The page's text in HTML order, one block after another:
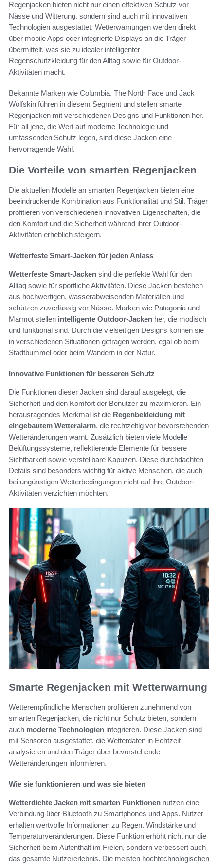
Regenjacken bieten nicht nur einen effektiven Schutz vor
Nässe und Witterung, sondern sind auch mit innovativen
Technologien ausgestattet. Wetterwarnungen werden direkt
über mobile Apps oder integrierte Displays an die Träger
übermittelt, was sie zu idealer intelligenter
Regenschutzkleidung für den Alltag sowie für Outdoor-
Aktivitäten macht.
Bekannte Marken wie Columbia, The North Face und Jack
Wolfskin führen in diesem Segment und stellen smarte
Regenjacken mit verschiedenen Designs und Funktionen her.
Für all jene, die Wert auf moderne Technologie und
umfassenden Schutz legen, sind diese Jacken eine
hervorragende Wahl.
Die Vorteile von smarten Regenjacken
Die aktuellen Modelle an smarten Regenjacken bieten eine
beeindruckende Kombination aus Funktionalität und Stil. Träger
profitieren von verschiedenen innovativen Eigenschaften, die
den Komfort und die Sicherheit während ihrer Outdoor-
Aktivitäten erheblich steigern.
Wetterfeste Smart-Jacken für jeden Anlass
Wetterfeste Smart-Jacken sind die perfekte Wahl für den
Alltag sowie für sportliche Aktivitäten. Diese Jacken bestehen
aus hochwertigen, wasserabweisenden Materialien und
schützen zuverlässig vor Nässe. Marken wie Patagonia und
Marmot stellen intelligente Outdoor-Jacken her, die modisch
und funktional sind. Durch die vielseitigen Designs können sie
in verschiedenen Situationen getragen werden, egal ob beim
Stadtbummel oder beim Wandern in der Natur.
Innovative Funktionen für besseren Schutz
Die Funktionen dieser Jacken sind darauf ausgelegt, die
Sicherheit und den Komfort der Benutzer zu maximieren. Ein
herausragendes Merkmal ist die Regenbekleidung mit
eingebautem Wetteralarm, die rechtzeitig vor bevorstehenden
Wetteränderungen warnt. Zusätzlich bieten viele Modelle
Belüftungssysteme, reflektierende Elemente für bessere
Sichtbarkeit sowie verstellbare Kapuzen. Diese durchdachten
Details sind besonders wichtig für aktive Menschen, die auch
bei ungünstigen Wetterbedingungen nicht auf ihre Outdoor-
Aktivitäten verzichten möchten.
Smarte Regenjacken mit Wetterwarnung
Wetterempfindliche Menschen profitieren zunehmend von
smarten Regenjacken, die nicht nur Schutz bieten, sondern
auch moderne Technologien integrieren. Diese Jacken sind
mit Sensoren ausgestattet, die Wetterdaten in Echtzeit
analysieren und den Träger über bevorstehende
Wetteränderungen informieren.
Wie sie funktionieren und was sie bieten
Wetterdichte Jacken mit smarten Funktionen nutzen eine
Verbindung über Bluetooth zu Smartphones und Apps. Nutzer
erhalten wertvolle Informationen zu Regen, Windstärke und
Temperaturveränderungen. Diese Funktion erhöht nicht nur die
Sicherheit beim Aufenthalt im Freien, sondern verbessert auch
das gesamte Nutzererlebnis. Die meisten hochtechnologischen